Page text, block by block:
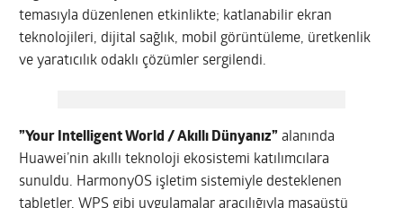
temasıyla düzenlenen etkinlikte; katlanabilir ekran
teknolojileri, dijital sağlık, mobil görüntüleme, üretkenlik
ve yaratıcılık odaklı çözümler sergilendi.
”Your Intelligent World / Akıllı Dünyanız” alanında
Huawei’nin akıllı teknoloji ekosistemi katılımcılara
sunuldu. HarmonyOS işletim sistemiyle desteklenen
tabletler, WPS gibi uygulamalar aracılığıyla masaüstü